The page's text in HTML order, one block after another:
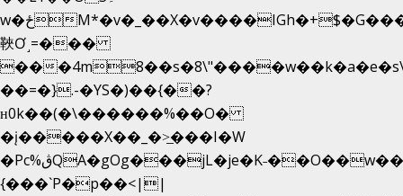
w�ځM*�v�_��X�v����IGh�+$�G���]e�`�I�n��YzeU('Lr�2���l�Tnx��hm�B��,�,�E��_��ֲ
䩡Ơ˼=���
��
��=�}.-�YS�)��{��?
ʜ0k��(�\������%��O�
�į�����X��_�>̲���I�W
�Pc%ڨQA�gOg���jL�je�K˗��O��w��m��)��_��Rߊu>
{���`P�p��<||